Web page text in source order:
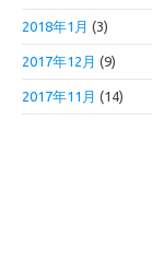
2018年1月 (3)
2017年12月 (9)
2017年11月 (14)